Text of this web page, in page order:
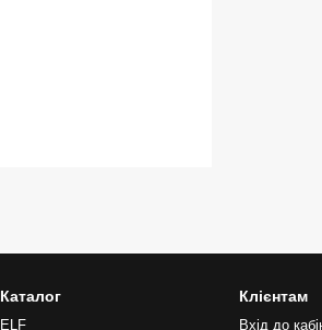
Каталог
ELF
Клієнтам
Вхід до